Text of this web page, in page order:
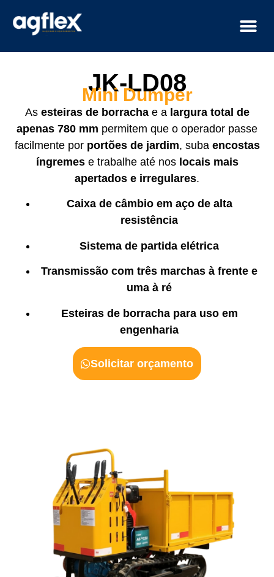
JK-LD08
Mini Dumper
As esteiras de borrachae a largura total de
apenas 780 mm permitem que o operador passe
facilmente por portões de jardim, suba encostas
íngremese trabalhe até nos locais mais
apertados e irregulares.
Caixa de câmbio em aço de alta
resistência
Sistema de partida elétrica
Transmissão com três marchas à frente e
uma à ré
Esteiras de borracha para uso em
engenharia
Solicitar orçamento